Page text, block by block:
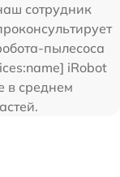
сотрудник
пылесоса
iRobot
в среднем